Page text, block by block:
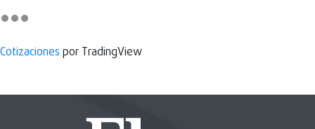
Cotizaciones por TradingView